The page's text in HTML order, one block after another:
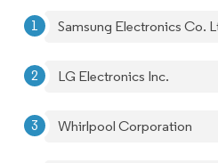
Samsung Electronics Co.
LG Electronics Inc.
Whirlpool Corporation